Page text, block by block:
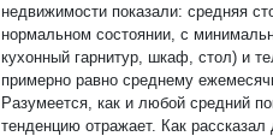
недвижимости показали: средняя
нормальном состоянии, с
кухонный гарнитур, шкаф, стол) и
примерно равно среднему
Разумеется, как и любой средний
тенденцию отражает. Как